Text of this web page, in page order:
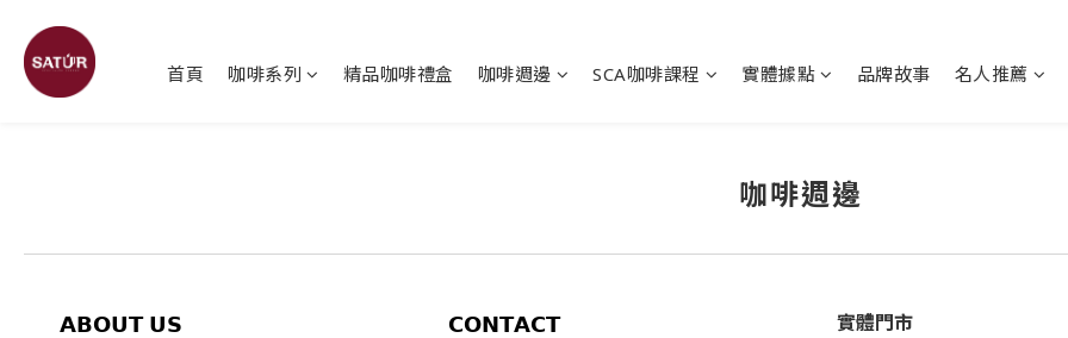
首頁 咖啡系列 精品咖啡禮盒 咖啡週邊 SCA咖啡課程 實體據點 品牌故事 名人推薦
咖啡週邊
𝗔𝗕𝗢𝗨𝗧 𝗨𝗦 𝗖𝗢𝗡𝗧𝗔𝗖𝗧 實體門市